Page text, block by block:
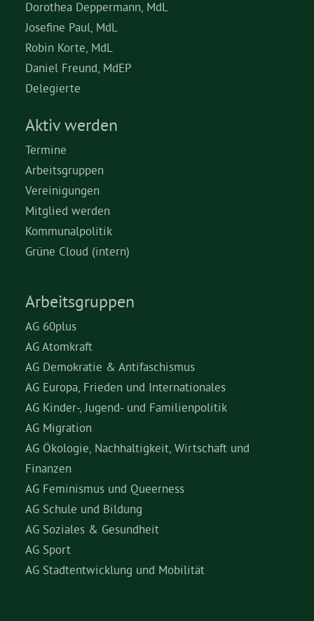
Dorothea Deppermann, MdL
Josefine Paul, MdL
Robin Korte, MdL
Daniel Freund, MdEP
Delegierte
Aktiv werden
Termine
Arbeitsgruppen
Vereinigungen
Mitglied werden
Kommunalpolitik
Grüne Cloud (intern)
Arbeitsgruppen
AG 60plus
AG Atomkraft
AG Demokratie & Antifaschismus
AG Europa, Frieden und Internationales
AG Kinder-, Jugend- und Familienpolitik
AG Migration
AG Ökologie, Nachhaltigkeit, Wirtschaft und
Finanzen
AG Feminismus und Queerness
AG Schule und Bildung
AG Soziales & Gesundheit
AG Sport
AG Stadtentwicklung und Mobilität